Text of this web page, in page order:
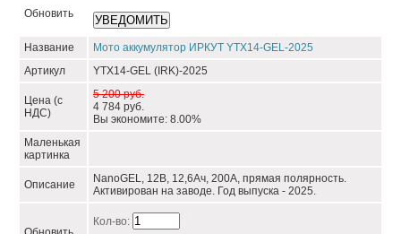
Обновить
Название
Мото аккумулятор ИРКУТ YTX14-GEL-2025
Артикул
YTX14-GEL (IRK)-2025
Цена (с
НДС)
5 200 руб.
4 784 руб.
Вы экономите: 8.00%
Маленькая
картинка
Описание
NanoGEL, 12В, 12,6Ач, 200А, прямая полярность.
Активирован на заводе. Год выпуска - 2025.
Кол-во: